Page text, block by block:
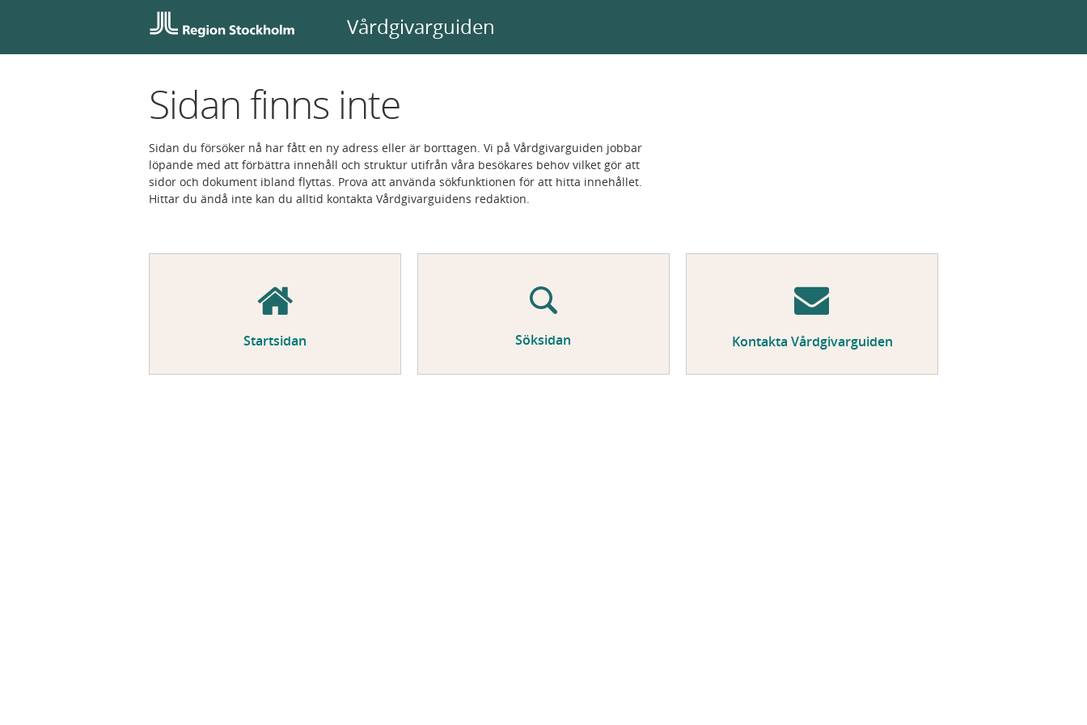
Vårdgivarguiden
Sidan finns inte
Sidan du försöker nå har fått en ny adress eller är borttagen. Vi på Vårdgivarguiden jobbar
löpande med att förbättra innehåll och struktur utifrån våra besökares behov vilket gör att
sidor och dokument ibland flyttas. Prova att använda sökfunktionen för att hitta innehållet.
Hittar du ändå inte kan du alltid kontakta Vårdgivarguidens redaktion.
Startsidan Söksidan Kontakta Vårdgivarguiden